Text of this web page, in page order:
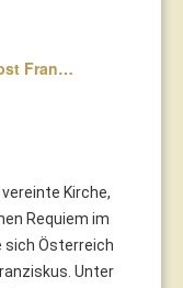
Fran…
Kirche,
Requiem im
sich Österreich
Unter